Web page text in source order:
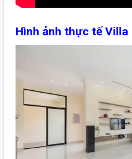
Hình ảnh thực tế Villa